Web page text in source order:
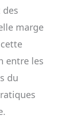
marge
entre les
du